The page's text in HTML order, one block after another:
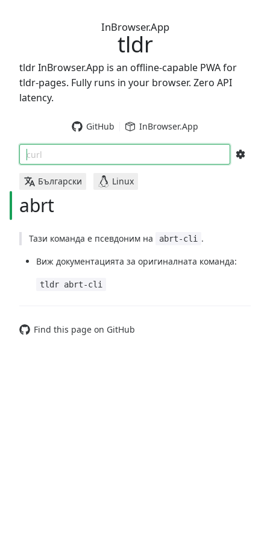
InBrowser.App
tldr
tldr InBrowser.App is an offline-capable PWA for
tldr-pages. Fully runs in your browser. Zero API
latency.
GitHub InBrowser.App
curl
Български Linux
abrt
Тази команда е псевдоним на abrt-cli
.
Виж документацията за оригиналната команда:
tldr abrt-cli
Find this page on GitHub